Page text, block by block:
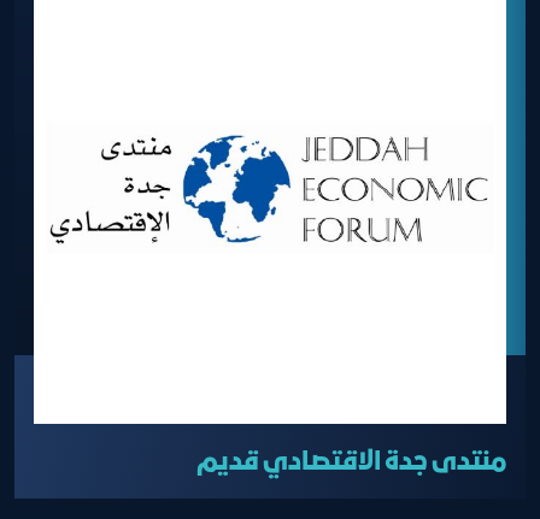
منتدى جدة الاقتصادي قديم